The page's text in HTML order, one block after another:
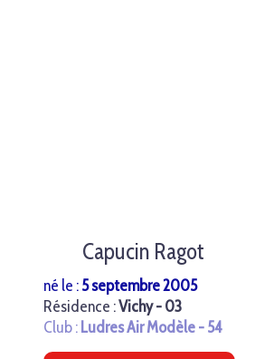
Capucin Ragot
né le :5 septembre 2005
Résidence :Vichy - 03
Club :Ludres Air Modèle - 54